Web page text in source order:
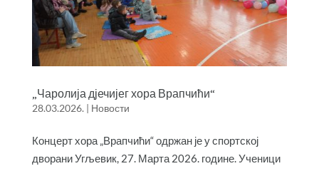
„Чаролија дјечијег хора Врапчићи“
28.03.2026. | Новости
Концерт хора „Врапчићи“ одржан је у спортској
дворани Угљевик, 27. Марта 2026. године. Ученици